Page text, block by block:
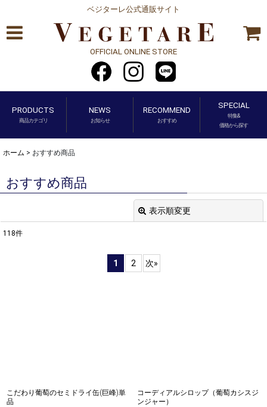
ベジターレ公式通販サイト
OFFICIAL ONLINE STORE
PRODUCTS
商品カテゴリ
NEWS
お知らせ
RECOMMEND
おすすめ
SPECIAL
特集&
価格から探す
ホーム > おすすめ商品
おすすめ商品
表示順変更
118件
1 2 次»
こだわり葡萄のセミドライ缶(巨峰)単
品
コーディアルシロップ（葡萄カシスジ
ンジャー）